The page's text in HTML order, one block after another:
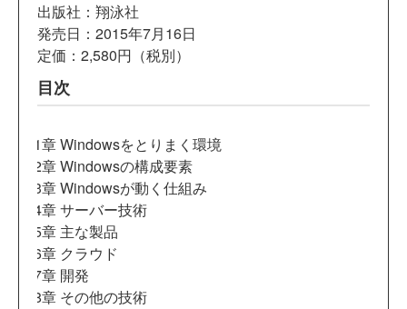
出版社：翔泳社
発売日：2015年7月16日
定価：2,580円（税別）
目次
第1章 Windowsをとりまく環境
第2章 Windowsの構成要素
第3章 Windowsが動く仕組み
第4章 サーバー技術
第5章 主な製品
第6章 クラウド
第7章 開発
第8章 その他の技術